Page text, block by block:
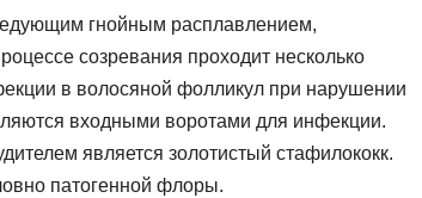
гнойным расплавлением,
созревания проходит несколько
в волосяной фолликул при нарушении
входными воротами для инфекции.
является золотистый стафилококк.
патогенной флоры.